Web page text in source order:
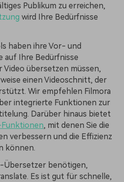
Publikum zu erreichen,
wird Ihre Bedürfnisse
haben ihre Vor- und
auf Ihre Bedürfnisse
Video übersetzen müssen,
einen Videoschnitt, der
Wir empfehlen Filmora
integrierte Funktionen zur
Darüber hinaus bietet
, mit denen Sie die
verbessern und die Effizienz
können.
Übersetzer benötigen,
Es ist gut für schnelle,